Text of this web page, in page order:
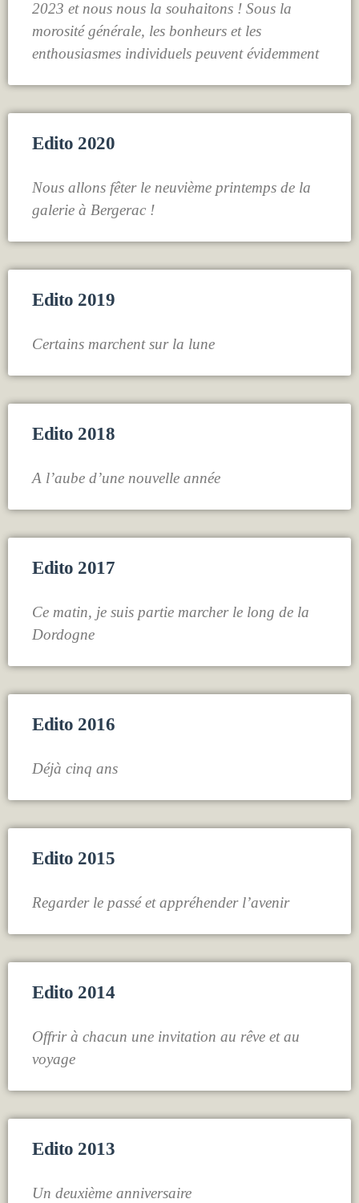
2023 et nous nous la souhaitons ! Sous la
morosité générale, les bonheurs et les
enthousiasmes individuels peuvent évidemment
Edito 2020
Nous allons fêter le neuvième printemps de la
galerie à Bergerac !
Edito 2019
Certains marchent sur la lune
Edito 2018
A l’aube d’une nouvelle année
Edito 2017
Ce matin, je suis partie marcher le long de la
Dordogne
Edito 2016
Déjà cinq ans
Edito 2015
Regarder le passé et appréhender l’avenir
Edito 2014
Offrir à chacun une invitation au rêve et au
voyage
Edito 2013
Un deuxième anniversaire